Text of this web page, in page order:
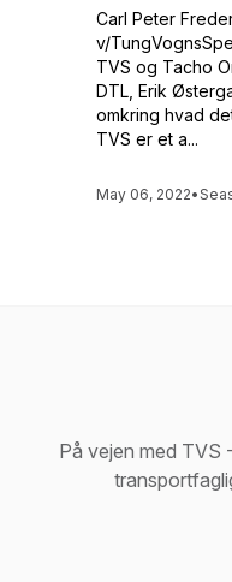
Carl Peter
v/
TVS og Tacho
DTL, Erik
omkring hvad
TVS er et a...
May 06, 2022•
På vejen med TVS